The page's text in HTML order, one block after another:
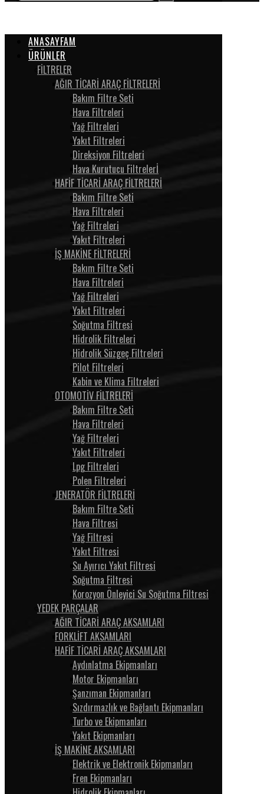
ANASAYFAM
ÜRÜNLER
FİLTRELER
AĞIR TİCARİ ARAÇ FİLTRELERİ
Bakım Filtre Seti
Hava Filtreleri
Yağ Filtreleri
Yakıt Filtreleri
Direksiyon Filtreleri
Hava Kurutucu Filtrelerİ
HAFİF TİCARİ ARAÇ FİLTRELERİ
Bakım Filtre Seti
Hava Filtreleri
Yağ Filtreleri
Yakıt Filtreleri
İŞ MAKİNE FİLTRELERİ
Bakım Filtre Seti
Hava Filtreleri
Yağ Filtreleri
Yakıt Filtreleri
Soğutma Filtresi
Hidrolik Filtreleri
Hidrolik Süzgeç Filtreleri
Pilot Filtreleri
Kabin ve Klima Filtreleri
OTOMOTİV FİLTRELERİ
Bakım Filtre Seti
Hava Filtreleri
Yağ Filtreleri
Yakıt Filtreleri
Lpg Filtreleri
Polen Filtreleri
JENERATÖR FİLTRELERİ
Bakım Filtre Seti
Hava Filtresi
Yağ Filtresi
Yakıt Filtresi
Su Ayırıcı Yakıt Filtresi
Soğutma Filtresi
Korozyon Önleyici Su Soğutma Filtresi
YEDEK PARÇALAR
AĞIR TİCARİ ARAÇ AKSAMLARI
FORKLİFT AKSAMLARI
HAFİF TİCARİ ARAÇ AKSAMLARI
Aydınlatma Ekipmanları
Motor Ekipmanları
Şanzıman Ekipmanları
Sızdırmazlık ve Bağlantı Ekipmanları
Turbo ve Ekipmanları
Yakıt Ekipmanları
İŞ MAKİNE AKSAMLARI
Elektrik ve Elektronik Ekipmanları
Fren Ekipmanları